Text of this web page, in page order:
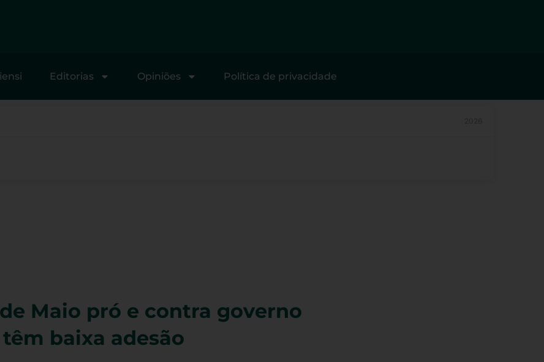
Editorias Opiniões Política de privacidade
de Maio pró e contra governo
baixa adesão